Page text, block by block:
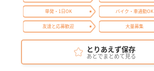
単発・1日OK バイク・車通勤OK
友達と応募歓迎 大量募集
とりあえず保存
あとでまとめて見る